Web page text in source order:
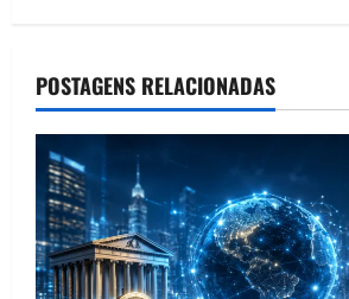
POSTAGENS RELACIONADAS